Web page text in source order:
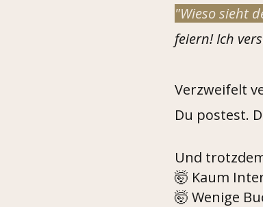
"Wieso sieht
feiern! Ich
Verzweifelt
Du postest.
Und
🤯 Kaum
🤯 Wenige